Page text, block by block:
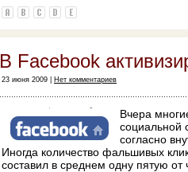
В Facebook
23 июня 2009 | Нет комментариев
Вчера
социальной
согласно
Иногда количество фальшивых
составил в среднем одну пятую от